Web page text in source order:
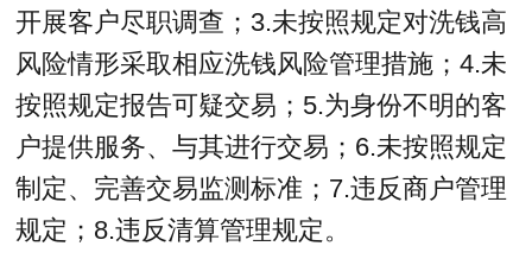
开展客户尽职调查；3.未按照规定对洗钱高
风险情形采取相应洗钱风险管理措施；4.未
按照规定报告可疑交易；5.为身份不明的客
户提供服务、与其进行交易；6.未按照规定
制定、完善交易监测标准；7.违反商户管理
规定；8.违反清算管理规定。